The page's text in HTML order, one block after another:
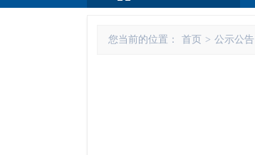
您当前的位置： 首页 > 公示公告